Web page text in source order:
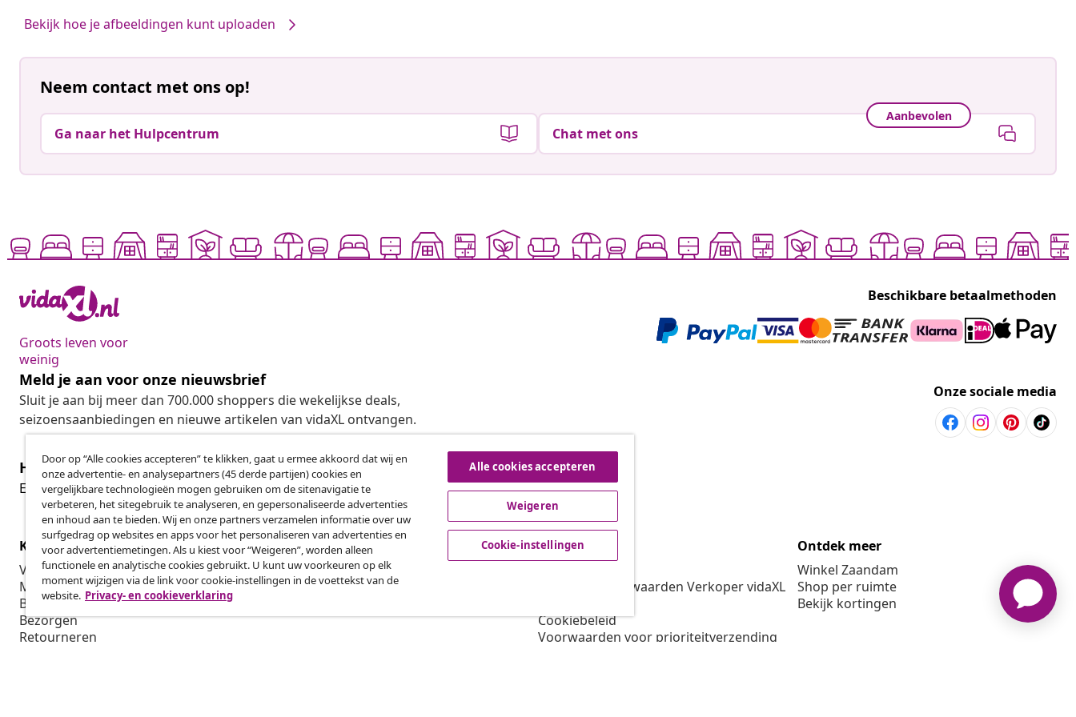
Bekijk hoe je afbeeldingen kunt uploaden
Neem contact met ons op!
Ga naar het Hulpcentrum
Aanbevolen
Chat met ons
Groots leven voor
weinig
Beschikbare betaalmethoden
Meld je aan voor onze nieuwsbrief
Sluit je aan bij meer dan 700.000 shoppers die wekelijkse deals,
seizoensaanbiedingen en nieuwe artikelen van vidaXL ontvangen.
Onze sociale media
Herroeping van de overeenkomst
Een annulering voor je bestelling indienen
Herroeping van de overeenkomst
Klantenservice
Volg je bestelling
Mijn account
Betalen
Bezorgen
Retourneren
Zakelijk
Affiliateprogramma
Produceren voor vidaXL
vidaXL
Algemene voorwaarden Verkoper vidaXL
Cookiebeleid
Voorwaarden voor prioriteitverzending
Ontdek meer
Winkel Zaandam
Shop per ruimte
Bekijk kortingen
Door op “Alle cookies accepteren” te klikken, gaat u ermee akkoord dat wij en
onze advertentie- en analysepartners (45 derde partijen) cookies en
vergelijkbare technologieën mogen gebruiken om de sitenavigatie te
verbeteren, het sitegebruik te analyseren, en gepersonaliseerde advertenties
en inhoud aan te bieden. Wij en onze partners verzamelen informatie over uw
surfgedrag op websites en apps voor het personaliseren van advertenties en
voor advertentiemetingen. Als u kiest voor “Weigeren”, worden alleen
functionele en analytische cookies gebruikt. U kunt uw voorkeuren op elk
moment wijzigen via de link voor cookie-instellingen in de voettekst van de
website. Privacy- en cookieverklaring
Alle cookies accepteren
Weigeren
Cookie-instellingen